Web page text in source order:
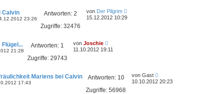
Calvin
23:26
Antworten: 2
Zugriffe: 32476
von Der Pilgrim
15.12.2012 10:29
21:28
Antworten: 1
Zugriffe: 29743
von Joschie
11.10.2012 19:11
Mariens bei Calvin
17:43
Antworten: 10
Zugriffe: 56968
von Gast
10.10.2012 20:23